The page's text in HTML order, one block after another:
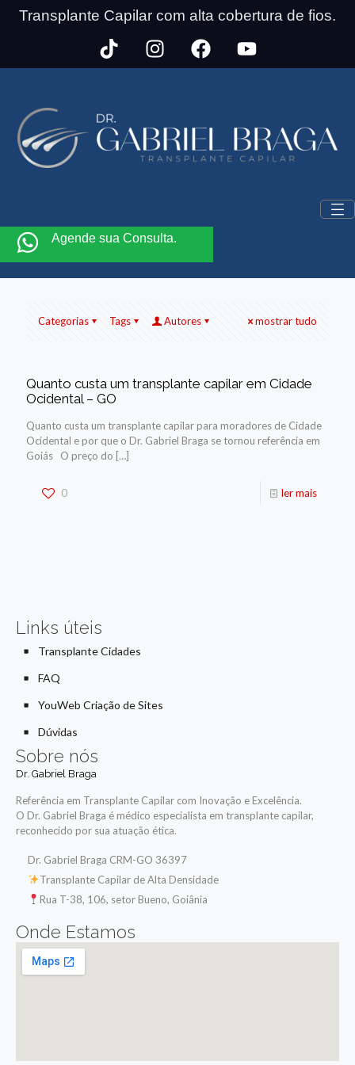
Transplante Capilar com alta cobertura de fios.
Agende sua Consulta.
Categorias Tags Autores mostrar tudo
Quanto custa um transplante capilar em Cidade
Ocidental – GO
Quanto custa um transplante capilar para moradores de Cidade
Ocidental e por que o Dr. Gabriel Braga se tornou referência em
Goiás O preço do […]
0 ler mais
Links úteis
Transplante Cidades
FAQ
YouWeb Criação de Sites
Dúvidas
Sobre nós
Dr. Gabriel Braga
Referência em Transplante Capilar com Inovação e Excelência.
O Dr. Gabriel Braga é médico especialista em transplante capilar,
reconhecido por sua atuação ética.
Dr. Gabriel Braga CRM-GO 36397
Transplante Capilar de Alta Densidade
Rua T-38, 106, setor Bueno, Goiânia
Onde Estamos